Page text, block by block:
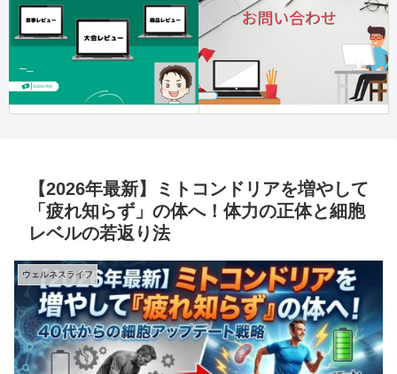
【2026年最新】ミトコンドリアを増やして
「疲れ知らず」の体へ！体力の正体と細胞
レベルの若返り法
ウェルネスライフ